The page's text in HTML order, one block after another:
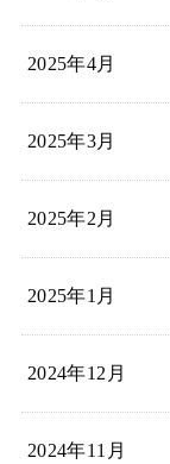
2025年4月
2025年3月
2025年2月
2025年1月
2024年12月
2024年11月